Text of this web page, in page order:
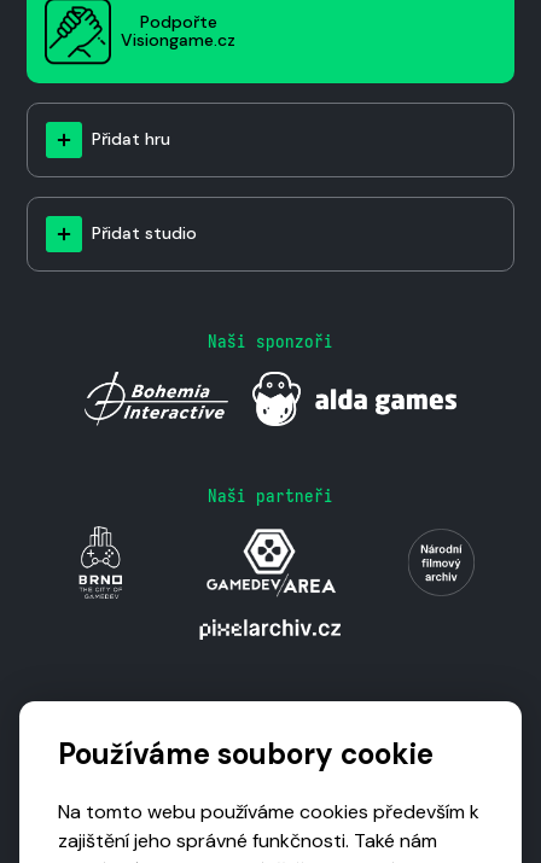
Podpořte
Visiongame.cz
Přidat hru
Přidat studio
Naši sponzoři
Naši partneři
Používáme soubory cookie
Na tomto webu používáme cookies především k
zajištění jeho správné funkčnosti. Také nám